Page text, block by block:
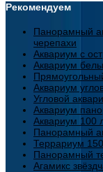
Рекомендуем
Панорамный
черепахи
Аквариум с
Аквариум
Аквариум
Угловой
Аквариум
Аквариум 100
Панорамный
Террариум
Панорамный
Агамикс